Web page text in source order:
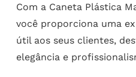
Com a Caneta Plástica
você proporciona uma
útil aos seus clientes,
elegância e